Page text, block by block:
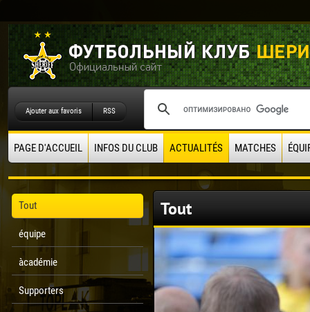
Ajouter aux favoris RSS
PAGE D'ACCUEIL INFOS DU CLUB ACTUALITÉS MATCHES
Tout
équipe
àcadémie
Supporters
Tout